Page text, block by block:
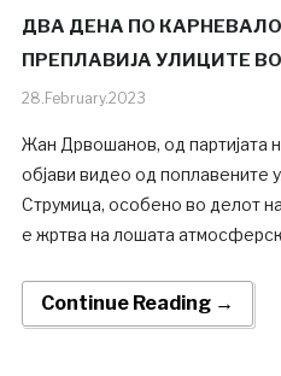
ДВА ДЕНА ПО
ПРЕПЛАВИЈА УЛИЦИТЕ
28.February.2023
Жан Дрвошанов, од партијата
објави видео од поплавените
Струмица, особено во делот
е жртва на лошата
Continue Reading →